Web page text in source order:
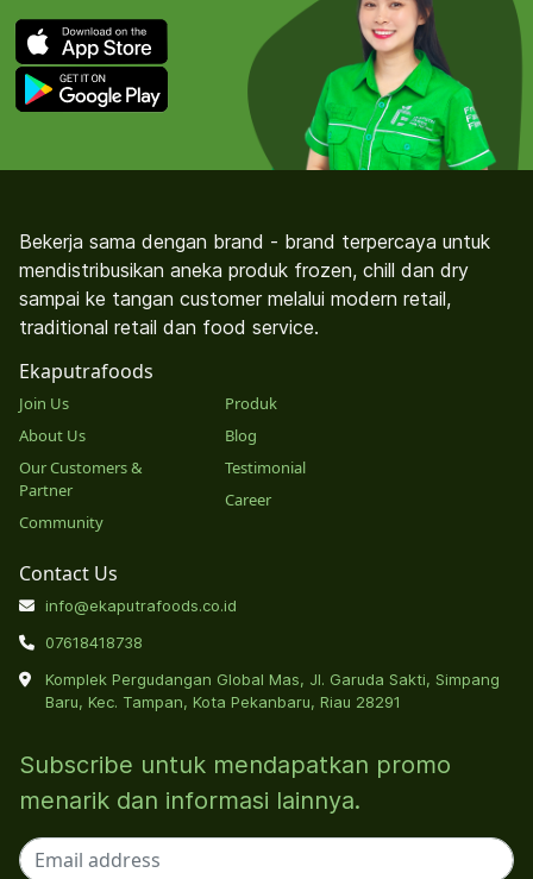
Bekerja sama dengan brand - brand terpercaya untuk
mendistribusikan aneka produk frozen, chill dan dry
sampai ke tangan customer melalui modern retail,
traditional retail dan food service.
Ekaputrafoods
Join Us
About Us
Our Customers &
Partner
Community
Produk
Blog
Testimonial
Career
Contact Us
info@ekaputrafoods.co.id
07618418738
Komplek Pergudangan Global Mas, Jl. Garuda Sakti, Simpang
Baru, Kec. Tampan, Kota Pekanbaru, Riau 28291
Subscribe untuk mendapatkan promo
menarik dan informasi lainnya.